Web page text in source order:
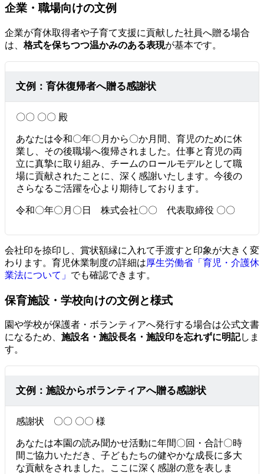
企業・職場向けの文例
企業が育休取得者や子育て支援に貢献した社員へ贈る場合
は、 格式を保ちつつ温かみのある表現が基本です。
文例：育休復帰者へ贈る感謝状
〇〇 〇〇 殿
あなたは令和〇年〇月から〇か月間、育児のために休
業し、その後職場へ復帰されました。仕事と育児の両
立に真摯に取り組み、チームのロールモデルとして職
場に貢献されたことに、深く感謝いたします。今後の
さらなるご活躍を心より期待しております。
令和〇年〇月〇日 株式会社〇〇 代表取締役 〇〇
会社印を捺印し、賞状額縁に入れて手渡すと印象が大きく変
わります。育児休業制度の詳細は厚生労働省「育児・介護休
業法について」 でも確認できます。
保育施設・学校向けの文例と様式
園や学校が保護者・ボランティアへ発行する場合は公式文書
になるため、 施設名・施設長名・施設印を忘れずに明記しま
す。
文例：施設からボランティアへ贈る感謝状
感謝状 〇〇 〇〇 様
あなたは本園の読み聞かせ活動に年間〇回・合計〇時
間ご協力いただき、子どもたちの健やかな成長に多大
な貢献をされました。ここに深く感謝の意を表しま